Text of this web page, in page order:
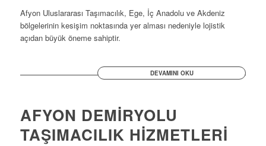
Afyon Uluslararası Taşımacılık, Ege, İç Anadolu ve Akdeniz
bölgelerinin kesişim noktasında yer alması nedeniyle lojistik
açıdan büyük öneme sahiptir.
DEVAMINI OKU
AFYON DEMİRYOLU
TAŞIMACILIK HİZMETLERİ